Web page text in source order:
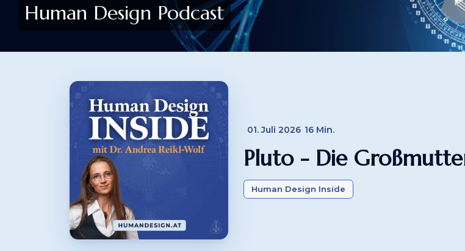
Human Design Podcast
01. Juli 2026 16 Min.
Pluto - Die
Human Design Inside